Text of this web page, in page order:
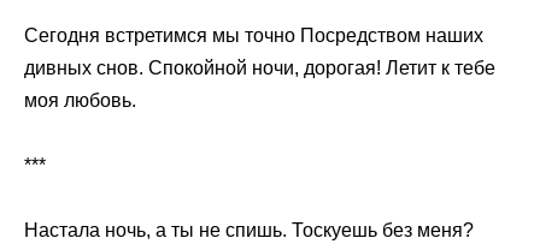
Сегодня встретимся мы точно Посредством наших
дивных снов. Спокойной ночи, дорогая! Летит к тебе
моя любовь.
***
Настала ночь, а ты не спишь. Тоскуешь без меня?